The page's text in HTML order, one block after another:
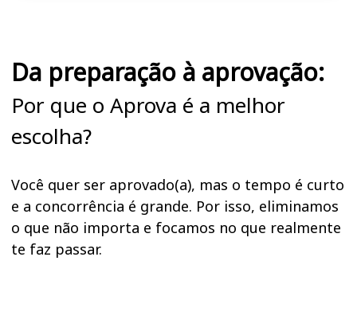
Da preparação à aprovação:
Por que o Aprova é a melhor
escolha?
Você quer ser aprovado(a), mas o tempo é curto
e a concorrência é grande. Por isso, eliminamos
o que não importa e focamos no que realmente
te faz passar.